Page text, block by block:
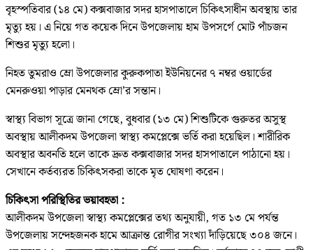
বৃহস্পতিবার (১৪ মে) কক্সবাজার সদর হাসপাতালে চিকিৎসাধীন অবস্থায় তার
মৃত্যু হয়। এ নিয়ে গত কয়েক দিনে উপজেলায় হাম উপসর্গে মোট পাঁচজন
শিশুর মৃত্যু হলো।
নিহত তুমরাও ম্রো উপজেলার কুরুকপাতা ইউনিয়নের ৭ নম্বর ওয়ার্ডের
মেনরুওয়া পাড়ার মেনথক ম্রো’র সন্তান।
স্বাস্থ্য বিভাগ সূত্রে জানা গেছে, বুধবার (১৩ মে) শিশুটিকে গুরুতর অসুস্থ
অবস্থায় আলীকদম উপজেলা স্বাস্থ্য কমপ্লেক্সে ভর্তি করা হয়েছিল। শারীরিক
অবস্থার অবনতি হলে তাকে দ্রুত কক্সবাজার সদর হাসপাতালে পাঠানো হয়।
সেখানে কর্তব্যরত চিকিৎসকরা তাকে মৃত ঘোষণা করেন।
চিকিৎসা পরিস্থিতির ভয়াবহতা :
আলীকদম উপজেলা স্বাস্থ্য কমপ্লেক্সের তথ্য অনুযায়ী, গত ১৩ মে পর্যন্ত
উপজেলায় সন্দেহজনক হামে আক্রান্ত রোগীর সংখ্যা দাঁড়িয়েছে ৩০৪ জনে।